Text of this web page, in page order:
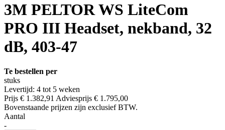
3M PELTOR WS LiteCom
PRO III Headset, nekband, 32
dB, 403-47
Te bestellen per
stuks
Levertijd: 4 tot 5 weken
Prijs € 1.382,91 Adviesprijs € 1.795,00
Bovenstaande prijzen zijn exclusief BTW.
Aantal
-